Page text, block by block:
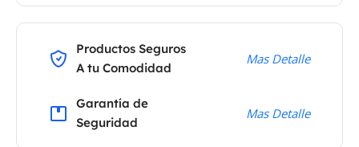
Productos Seguros
A tu Comodidad
Mas Detalle
Garantía de
Seguridad
Mas Detalle